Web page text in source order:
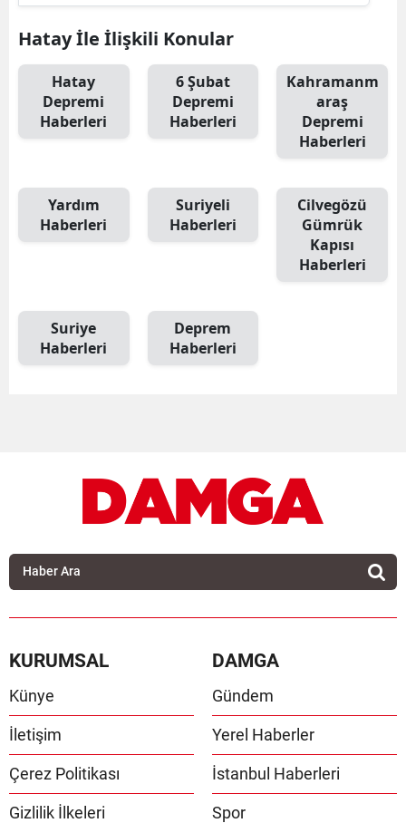
Hatay İle İlişkili Konular
Hatay
Depremi
Haberleri
6 Şubat
Depremi
Haberleri
Kahramanm
araş
Depremi
Haberleri
Yardım
Haberleri
Suriyeli
Haberleri
Cilvegözü
Gümrük
Kapısı
Haberleri
Suriye
Haberleri
Deprem
Haberleri
KURUMSAL
Künye
İletişim
Çerez Politikası
Gizlilik İlkeleri
DAMGA
Gündem
Yerel Haberler
İstanbul Haberleri
Spor